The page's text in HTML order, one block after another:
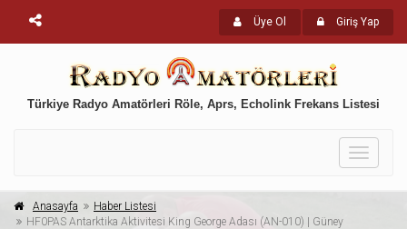
Üye Ol Giriş Yap
Türkiye Radyo Amatörleri Röle, Aprs, Echolink Frekans Listesi
Toggle
Anasayfa
Haber Listesi
HF0PAS Antarktika Aktivitesi King George Adası (AN-010) | Güney